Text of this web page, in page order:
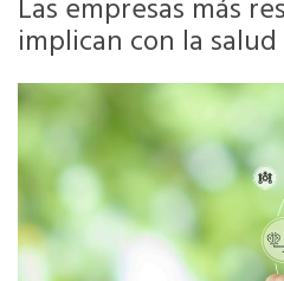
Las empresas más
implican con la